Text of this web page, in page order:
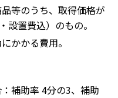
等のうち、取得価格が
設置費込）のもの。
かかる費用。
補助率 4分の3、補助